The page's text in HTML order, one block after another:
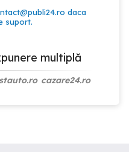
daca
suport.
multiplă
cazare24.ro